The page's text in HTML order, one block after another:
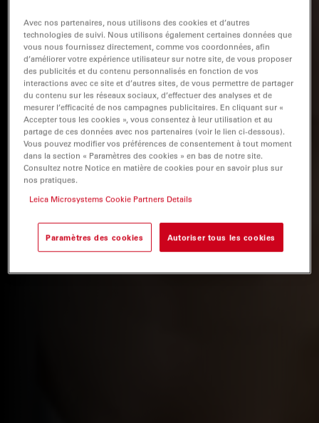
Avec nos partenaires, nous utilisons des cookies et d’autres
technologies de suivi. Nous utilisons également certaines données que
vous nous fournissez directement, comme vos coordonnées, afin
d’améliorer votre expérience utilisateur sur notre site, de vous proposer
des publicités et du contenu personnalisés en fonction de vos
interactions avec ce site et d’autres sites, de vous permettre de partager
du contenu sur les réseaux sociaux, d’effectuer des analyses et de
mesurer l’efficacité de nos campagnes publicitaires. En cliquant sur «
Accepter tous les cookies », vous consentez à leur utilisation et au
partage de ces données avec nos partenaires (voir le lien ci-dessous).
Vous pouvez modifier vos préférences de consentement à tout moment
dans la section « Paramètres des cookies » en bas de notre site.
Consultez notre Notice en matière de cookies pour en savoir plus sur
nos pratiques.
Leica Microsystems Cookie Partners Details
Paramètres des cookies Autoriser tous les cookies